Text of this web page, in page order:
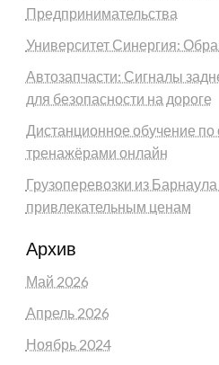
Предпринимательства
Университет Синергия:
Автозапчасти: Сигналы
для безопасности на дороге
Дистанционное обучение по
тренажёрами онлайн
Грузоперевозки из
привлекательным ценам
Архив
Май 2026
Апрель 2026
Ноябрь 2024